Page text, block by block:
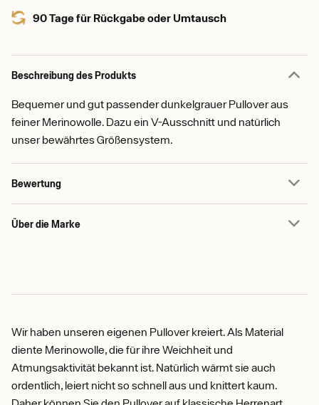
90 Tage für Rückgabe oder Umtausch
Beschreibung des Produkts
Bequemer und gut passender dunkelgrauer Pullover aus
feiner Merinowolle. Dazu ein V-Ausschnitt und natürlich
unser bewährtes Größensystem.
Bewertung
Über die Marke
Wir haben unseren eigenen Pullover kreiert. Als Material
diente Merinowolle, die für ihre Weichheit und
Atmungsaktivität bekannt ist. Natürlich wärmt sie auch
ordentlich, leiert nicht so schnell aus und knittert kaum.